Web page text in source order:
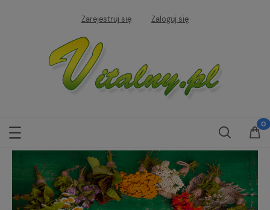
Zarejestruj się Zaloguj się